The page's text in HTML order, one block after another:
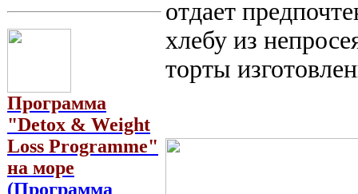
Программа
"Detox & Weight
Loss Programme"
на море
(Программа
отдает
хлебу из
торты